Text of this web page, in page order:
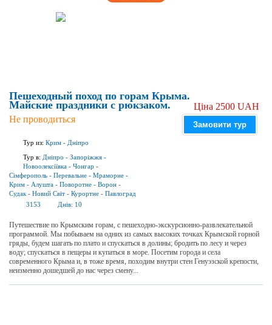
Пешеходный поход по горам Крыма.
Майские праздники с рюкзаком.
Не проводиться
Тур из: Крим - Дніпро
Тур в: Дніпро - Запоріжжя -
Новоолексіївка - Чонгар -
Сімферополь - Перевальне - Мраморне -
Крим - Алушта - Поворотне - Ворон -
Судак - Новий Світ - Курортне - Павлоград
3153
Днів: 10
Ціна 2500 UAH
Замовити тур
Путешествие по Крымским горам, с пешеходно-экскурсионно-развлекательной
программой. Мы побываем на одних из самых высоких точках Крымской горной
гряды, будем шагать по плато и спускаться в долины; бродить по лесу и через
воду; спускаться в пещеры и купаться в море. Посетим города и села
современного Крыма и, в тоже время, походим внутри стен Генуэзской крепости,
неизменно дошедшей до нас через смену...